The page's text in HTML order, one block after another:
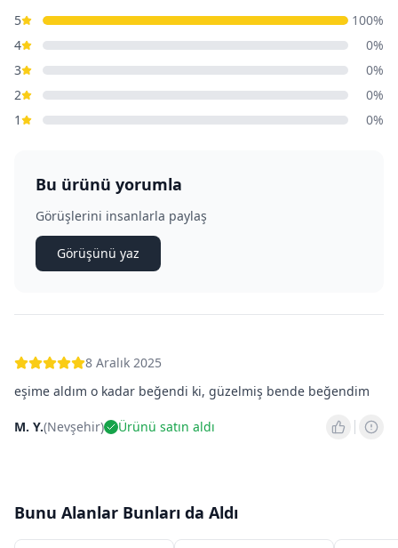
5
100%
4
0%
3
0%
2
0%
1
0%
Bu ürünü yorumla
Görüşlerini insanlarla paylaş
Görüşünü yaz
8 Aralık 2025
eşime aldım o kadar beğendi ki, güzelmiş bende beğendim
M. Y.(Nevşehir) Ürünü satın aldı
Bunu Alanlar Bunları da Aldı